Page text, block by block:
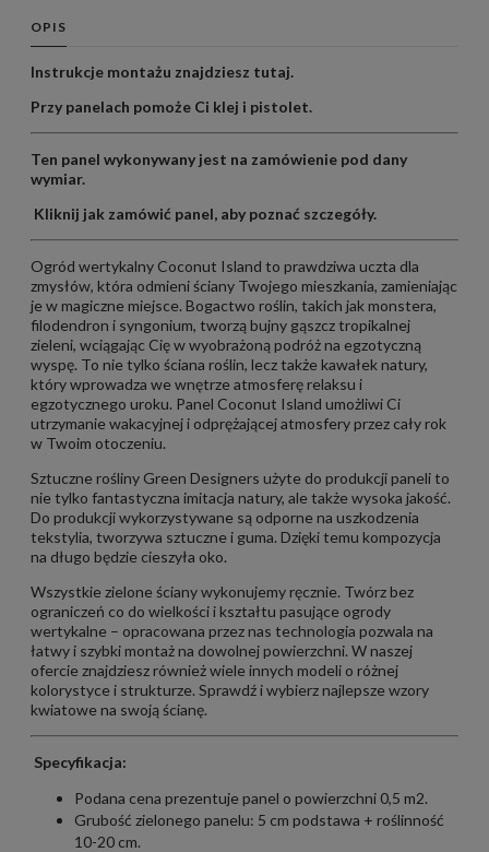
OPIS
Instrukcje montażu znajdziesz tutaj.
Przy panelach pomoże Ci klej i pistolet.
Ten panel wykonywany jest na zamówienie pod dany
wymiar.
Kliknij jak zamówić panel, aby poznać szczegóły.
Ogród wertykalny Coconut Island to prawdziwa uczta dla
zmysłów, która odmieni ściany Twojego mieszkania, zamieniając
je w magiczne miejsce. Bogactwo roślin, takich jak monstera,
filodendron i syngonium, tworzą bujny gąszcz tropikalnej
zieleni, wciągając Cię w wyobrażoną podróż na egzotyczną
wyspę. To nie tylko ściana roślin, lecz także kawałek natury,
który wprowadza we wnętrze atmosferę relaksu i
egzotycznego uroku. Panel Coconut Island umożliwi Ci
utrzymanie wakacyjnej i odprężającej atmosfery przez cały rok
w Twoim otoczeniu.
Sztuczne rośliny Green Designers użyte do produkcji paneli to
nie tylko fantastyczna imitacja natury, ale także wysoka jakość.
Do produkcji wykorzystywane są odporne na uszkodzenia
tekstylia, tworzywa sztuczne i guma. Dzięki temu kompozycja
na długo będzie cieszyła oko.
Wszystkie zielone ściany wykonujemy ręcznie. Twórz bez
ograniczeń co do wielkości i kształtu pasujące ogrody
wertykalne – opracowana przez nas technologia pozwala na
łatwy i szybki montaż na dowolnej powierzchni. W naszej
ofercie znajdziesz również wiele innych modeli o różnej
kolorystyce i strukturze. Sprawdź i wybierz najlepsze wzory
kwiatowe na swoją ścianę.
Specyfikacja:
Podana cena prezentuje panel o powierzchni 0,5 m2.
Grubość zielonego panelu: 5 cm podstawa + roślinność
10-20 cm.